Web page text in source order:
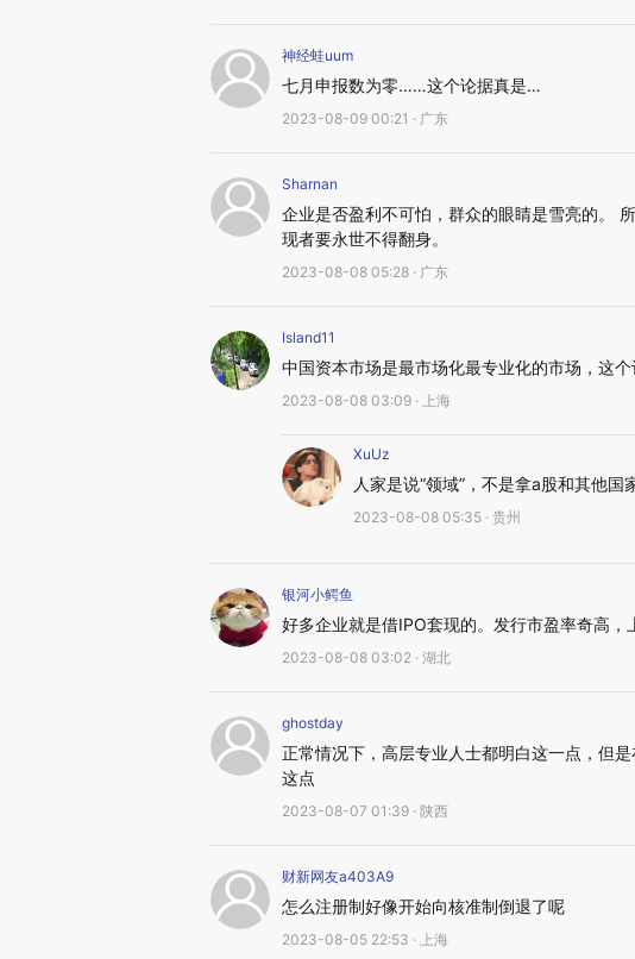
神经蛙uum
七月申报数为零……这个论据真是…
2023-08-09 00:21 · 广东
Sharnan
企业是否盈利不可怕，群众的眼睛是雪亮的。
现者要永世不得翻身。
2023-08-08 05:28 · 广东
Island11
中国资本市场是最市场化最专业化的市场，这
2023-08-08 03:09 · 上海
XuUz
人家是说“领域”，不是拿a股和其他
2023-08-08 05:35 · 贵州
银河小鳄鱼
好多企业就是借IPO套现的。发行市盈率奇高，
2023-08-08 03:02 · 湖北
ghostday
正常情况下，高层专业人士都明白这一点，但
这点
2023-08-07 01:39 · 陕西
财新网友a403A9
怎么注册制好像开始向核准制倒退了呢
2023-08-05 22:53 · 上海